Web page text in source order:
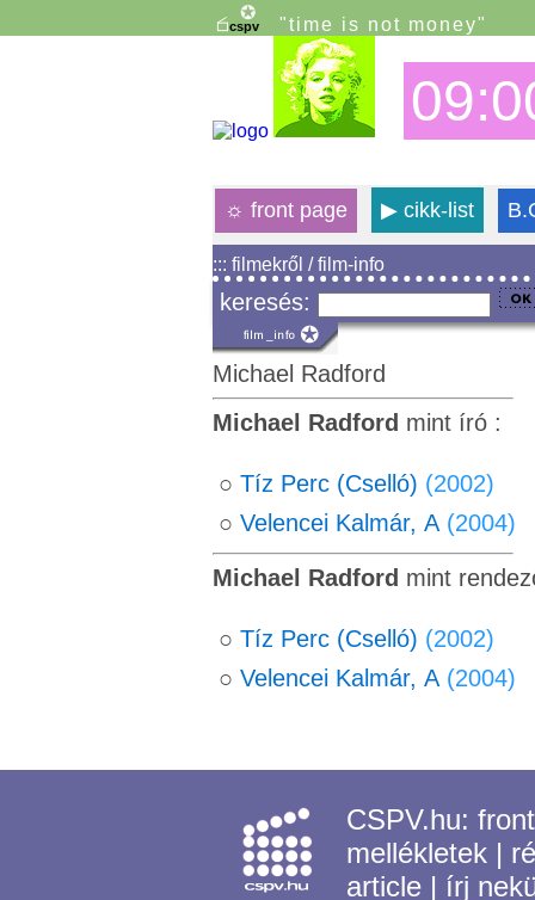
"time is not money"
☼ front page ▶cikk-list
::: filmekről / film-info
keresés:
Michael Radford
Michael Radford mint író :
○ Tíz Perc (Cselló) (2002)
○ Velencei Kalmár, A (2004)
Michael Radford mint
○ Tíz Perc (Cselló) (2002)
○ Velencei Kalmár, A (2004)
CSPV.hu:
mellékletek |
article | írj